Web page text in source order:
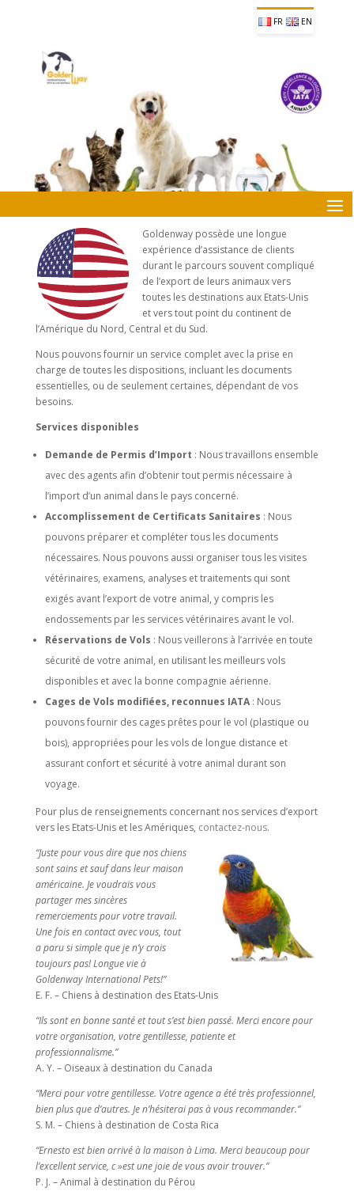
FR EN
Goldenway possède une longue
expérience d’assistance de clients
durant le parcours souvent compliqué
de l’export de leurs animaux vers
toutes les destinations aux Etats-Unis
et vers tout point du continent de
l’Amérique du Nord, Central et du Sud.
Nous pouvons fournir un service complet avec la prise en
charge de toutes les dispositions, incluant les documents
essentielles, ou de seulement certaines, dépendant de vos
besoins.
Services disponibles
Demande de Permis d’Import : Nous travaillons ensemble
avec des agents afin d’obtenir tout permis nécessaire à
l’import d’un animal dans le pays concerné.
Accomplissement de Certificats Sanitaires : Nous
pouvons préparer et compléter tous les documents
nécessaires. Nous pouvons aussi organiser tous les visites
vétérinaires, examens, analyses et traitements qui sont
exigés avant l’export de votre animal, y compris les
endossements par les services vétérinaires avant le vol.
Réservations de Vols : Nous veillerons à l’arrivée en toute
sécurité de votre animal, en utilisant les meilleurs vols
disponibles et avec la bonne compagnie aérienne.
Cages de Vols modifiées, reconnues IATA : Nous
pouvons fournir des cages prêtes pour le vol (plastique ou
bois), appropriées pour les vols de longue distance et
assurant confort et sécurité à votre animal durant son
voyage.
Pour plus de renseignements concernant nos services d’export
vers les Etats-Unis et les Amériques, contactez-nous.
“Juste pour vous dire que nos chiens
sont sains et sauf dans leur maison
américaine. Je voudrais vous
partager mes sincères
remerciements pour votre travail.
Une fois en contact avec vous, tout
a paru si simple que je n’y crois
toujours pas!Longue vie à
Goldenway International Pets!”
E. F. – Chiens à destination des Etats-Unis
“Ils sont en bonne santé et tout s’est bien passé. Merci encore pour
votre organisation, votre gentillesse, patiente et
professionnalisme.”
A. Y. – Oiseaux à destination du Canada
“Merci pour votre gentillesse. Votre agence a été très professionnel,
bien plus que d’autres. Je n’hésiterai pas à vous recommander.”
S. M. – Chiens à destination de Costa Rica
“Ernesto est bien arrivé à la maison à Lima. Merci beaucoup pour
l’excellent service, c »est une joie de vous avoir trouver.”
P. J. – Animal à destination du Pérou